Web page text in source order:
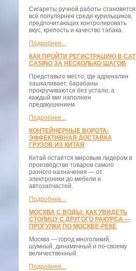
Сигареты ручной работы становятся
всё популярнее среди курильщиков,
предпочитающих контролировать
вкус, крепость и качество табака.
Подробнее...
КАК ПРОЙТИ РЕГИСТРАЦИЮ В CAT
CASINO ЗА НЕСКОЛЬКО ШАГОВ
Представьте место, где адреналин
зашкаливает, барабаны
прокручиваются без устали, а
каждый миг наполнен
предвкушением.
Подробнее...
КОНТЕЙНЕРНЫЕ ВОРОТА:
ЭФФЕКТИВНАЯ ДОСТАВКА
ГРУЗОВ ИЗ КИТАЯ
Китай остаётся мировым лидером в
производстве товаров самого
разного назначения — от
электроники до мебели и
автозапчастей.
Подробнее...
МОСКВА С ВОДЫ: КАК УВИДЕТЬ
СТОЛИЦУ С ДРУГОГО РАКУРСА —
ПРОГУЛКИ ПО МОСКВЕ-РЕКЕ
Москва — город многоликий,
шумный, динамичный и по-своему
величественный.
Подробнее...